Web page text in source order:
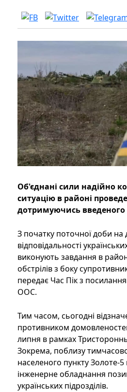
Об'єднані сили надійно
ситуацію в районі
дотримуючись
З початку поточної доби на
відповідальності
виконують завдання в
обстрілів з боку
передає Час Пік з
ООС.
Тим часом, сьогодні
противником
липня в рамках
Зокрема, поблизу
населеного пункту Золоте-
інженерне обладнання
українських підрозділів.